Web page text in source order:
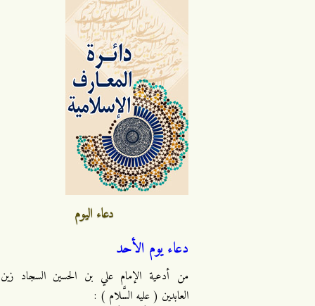
دعاء اليوم
دعاء يوم الأحد
من أدعية الإمام علي بن الحسين السجاد زين
العابدين ( عليه السَّلام ) :